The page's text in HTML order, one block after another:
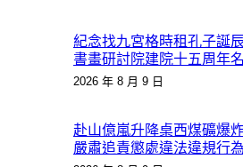
紀念找九宮格時租孔子誕
書畫研討院建院十五周年
2026 年 8 月 9 日
赴山億嵐升降桌西煤礦爆
嚴肅追責懲處違法違規行為